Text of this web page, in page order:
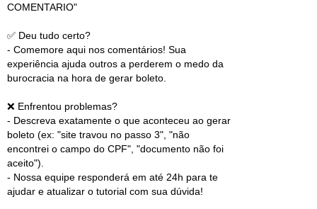
COMENTARIO"
✅ Deu tudo certo?
- Comemore aqui nos comentários! Sua
experiência ajuda outros a perderem o medo da
burocracia na hora de gerar boleto.
❌ Enfrentou problemas?
- Descreva exatamente o que aconteceu ao gerar
boleto (ex: "site travou no passo 3", "não
encontrei o campo do CPF", "documento não foi
aceito").
- Nossa equipe responderá em até 24h para te
ajudar e atualizar o tutorial com sua dúvida!